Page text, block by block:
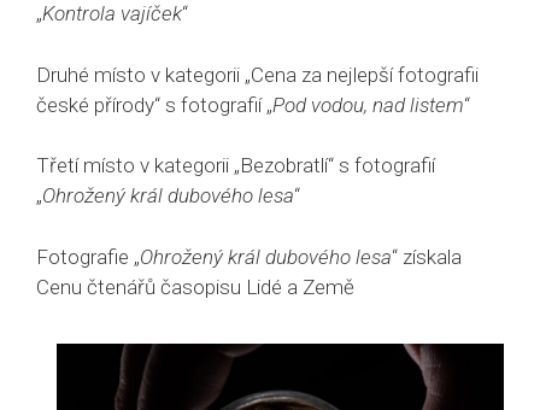
„Kontrola vajíček“
Druhé místo v kategorii „Cena za nejlepší fotografii
české přírody“ s fotografií „Pod vodou, nad listem“
Třetí místo v kategorii „Bezobratlí“ s fotografií
„Ohrožený král dubového lesa“
Fotografie „Ohrožený král dubového lesa“ získala
Cenu čtenářů časopisu Lidé a Země